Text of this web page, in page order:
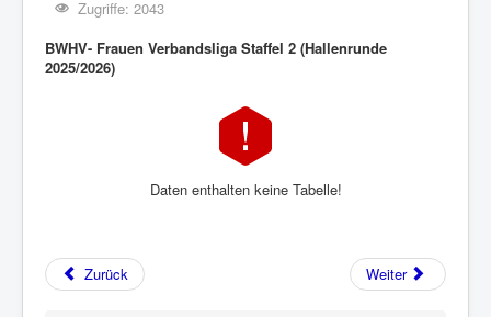
Zugriffe: 2043
BWHV- Frauen Verbandsliga Staffel 2 (Hallenrunde
2025/2026)
Daten enthalten keine Tabelle!
Zurück Weiter